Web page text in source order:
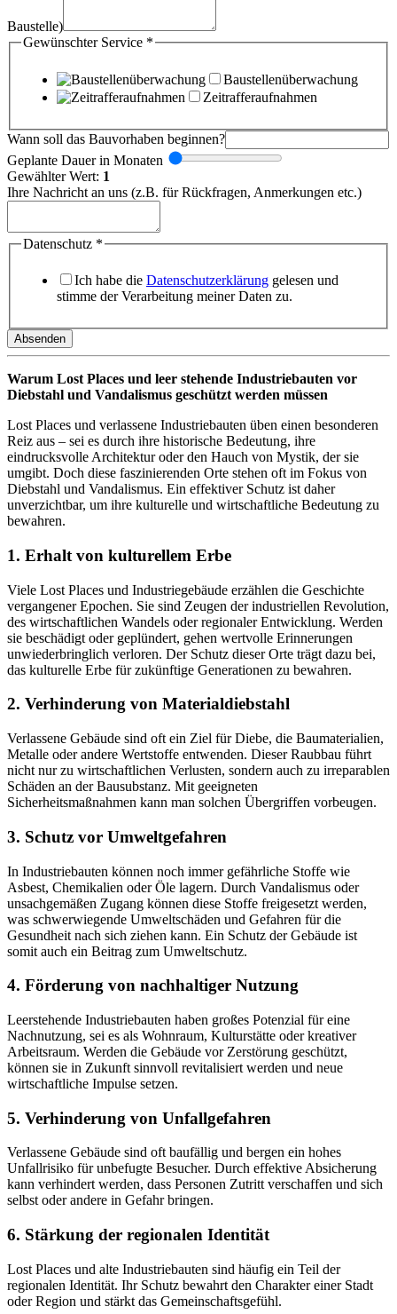
Baustelle)
Gewünschter Service *
Baustellenüberwachung
Zeitrafferaufnahmen
Wann soll das Bauvorhaben beginnen?
Geplante Dauer in Monaten
Gewählter Wert: 1
Ihre Nachricht an uns (z.B. für Rückfragen, Anmerkungen etc.)
Datenschutz *
Ich habe die Datenschutzerklärung gelesen und
stimme der Verarbeitung meiner Daten zu.
Absenden
Warum Lost Places und leer stehende Industriebauten vor
Diebstahl und Vandalismus geschützt werden müssen
Lost Places und verlassene Industriebauten üben einen besonderen
Reiz aus – sei es durch ihre historische Bedeutung, ihre
eindrucksvolle Architektur oder den Hauch von Mystik, der sie
umgibt. Doch diese faszinierenden Orte stehen oft im Fokus von
Diebstahl und Vandalismus. Ein effektiver Schutz ist daher
unverzichtbar, um ihre kulturelle und wirtschaftliche Bedeutung zu
bewahren.
1. Erhalt von kulturellem Erbe
Viele Lost Places und Industriegebäude erzählen die Geschichte
vergangener Epochen. Sie sind Zeugen der industriellen Revolution,
des wirtschaftlichen Wandels oder regionaler Entwicklung. Werden
sie beschädigt oder geplündert, gehen wertvolle Erinnerungen
unwiederbringlich verloren. Der Schutz dieser Orte trägt dazu bei,
das kulturelle Erbe für zukünftige Generationen zu bewahren.
2. Verhinderung von Materialdiebstahl
Verlassene Gebäude sind oft ein Ziel für Diebe, die Baumaterialien,
Metalle oder andere Wertstoffe entwenden. Dieser Raubbau führt
nicht nur zu wirtschaftlichen Verlusten, sondern auch zu irreparablen
Schäden an der Bausubstanz. Mit geeigneten
Sicherheitsmaßnahmen kann man solchen Übergriffen vorbeugen.
3. Schutz vor Umweltgefahren
In Industriebauten können noch immer gefährliche Stoffe wie
Asbest, Chemikalien oder Öle lagern. Durch Vandalismus oder
unsachgemäßen Zugang können diese Stoffe freigesetzt werden,
was schwerwiegende Umweltschäden und Gefahren für die
Gesundheit nach sich ziehen kann. Ein Schutz der Gebäude ist
somit auch ein Beitrag zum Umweltschutz.
4. Förderung von nachhaltiger Nutzung
Leerstehende Industriebauten haben großes Potenzial für eine
Nachnutzung, sei es als Wohnraum, Kulturstätte oder kreativer
Arbeitsraum. Werden die Gebäude vor Zerstörung geschützt,
können sie in Zukunft sinnvoll revitalisiert werden und neue
wirtschaftliche Impulse setzen.
5. Verhinderung von Unfallgefahren
Verlassene Gebäude sind oft baufällig und bergen ein hohes
Unfallrisiko für unbefugte Besucher. Durch effektive Absicherung
kann verhindert werden, dass Personen Zutritt verschaffen und sich
selbst oder andere in Gefahr bringen.
6. Stärkung der regionalen Identität
Lost Places und alte Industriebauten sind häufig ein Teil der
regionalen Identität. Ihr Schutz bewahrt den Charakter einer Stadt
oder Region und stärkt das Gemeinschaftsgefühl.